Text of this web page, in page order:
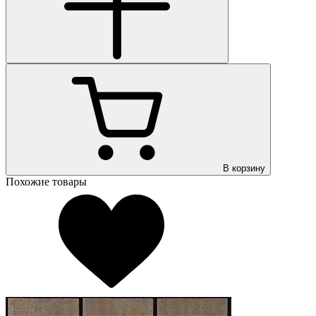
В корзину
Похожие товары